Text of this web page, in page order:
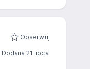
Obserwuj
Dodana 21 lipca